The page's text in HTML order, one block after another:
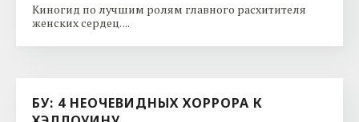
Киногид по лучшим ролям главного расхитителя
женских сердец. ...
БУ: 4 НЕОЧЕВИДНЫХ ХОРРОРА К